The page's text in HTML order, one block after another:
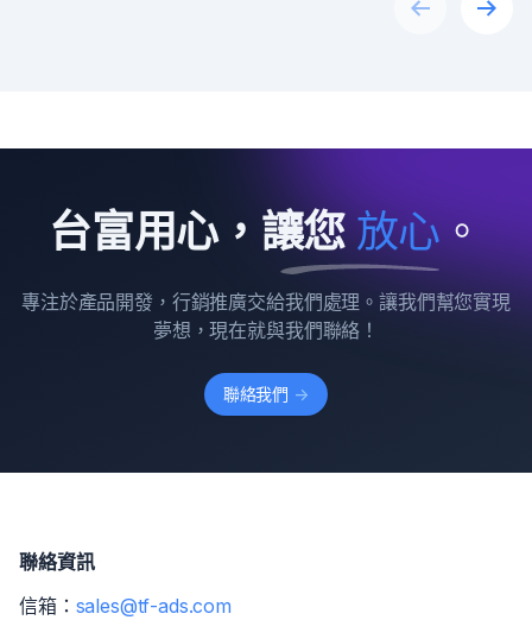
PreviousNext
台富用心，讓您放心。
專注於產品開發，行銷推廣交給我們處理。讓我們幫您實現
夢想，現在就與我們聯絡！
聯絡我們 ->
聯絡資訊
信箱： sales@tf-ads.com